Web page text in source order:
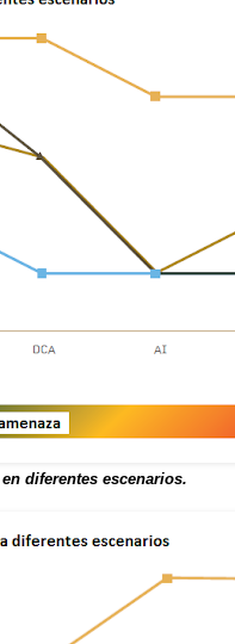
diferentes escenarios.